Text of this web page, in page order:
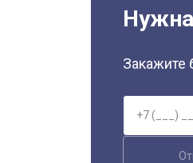
Закажите